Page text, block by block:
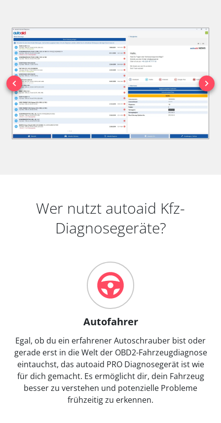
Wer nutzt autoaid Kfz-
Diagnosegeräte?
Autofahrer
Egal, ob du ein erfahrener Autoschrauber bist oder
gerade erst in die Welt der OBD2-Fahrzeugdiagnose
eintauchst, das autoaid PRO Diagnosegerät ist wie
für dich gemacht. Es ermöglicht dir, dein Fahrzeug
besser zu verstehen und potenzielle Probleme
frühzeitig zu erkennen.